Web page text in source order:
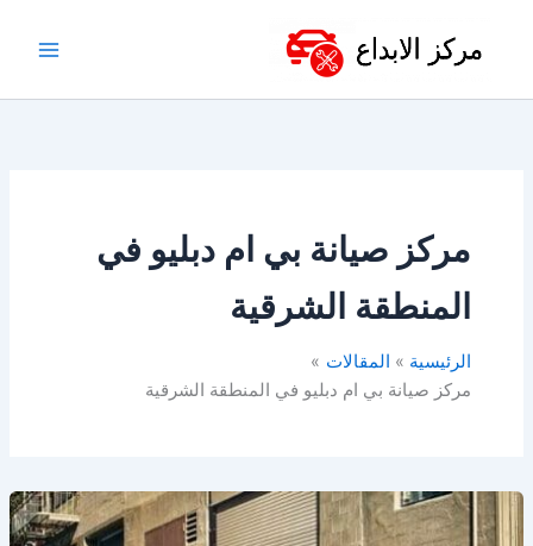
مركز صيانة بي ام دبليو في
المنطقة الشرقية
الرئيسية
المقالات
مركز صيانة بي ام دبليو في المنطقة الشرقية
ورشة
بي